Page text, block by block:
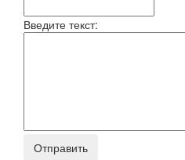
Введите текст: